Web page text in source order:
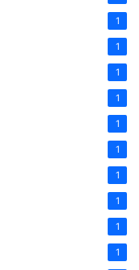
1
1
1
1
1
1
1
1
1
1